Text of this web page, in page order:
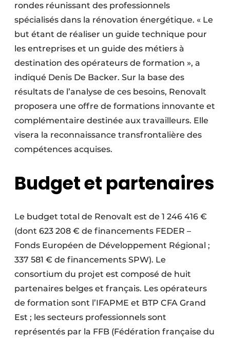
rondes réunissant des professionnels
spécialisés dans la rénovation énergétique. « Le
but étant de réaliser un guide technique pour
les entreprises et un guide des métiers à
destination des opérateurs de formation », a
indiqué Denis De Backer. Sur la base des
résultats de l’analyse de ces besoins, Renovalt
proposera une offre de formations innovante et
complémentaire destinée aux travailleurs. Elle
visera la reconnaissance transfrontalière des
compétences acquises.
Budget et partenaires
Le budget total de Renovalt est de 1 246 416 €
(dont 623 208 € de financements FEDER –
Fonds Européen de Développement Régional ;
337 581 € de financements SPW). Le
consortium du projet est composé de huit
partenaires belges et français. Les opérateurs
de formation sont l’IFAPME et BTP CFA Grand
Est ; les secteurs professionnels sont
représentés par la FFB (Fédération française du